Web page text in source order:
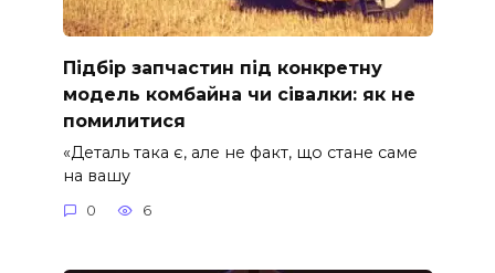
Підбір запчастин під конкретну
модель комбайна чи сівалки: як не
помилитися
«Деталь така є, але не факт, що стане саме
на вашу
0 6